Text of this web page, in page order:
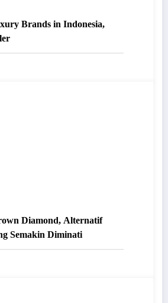
Brands in Indonesia,
Diamond, Alternatif
Semakin Diminati